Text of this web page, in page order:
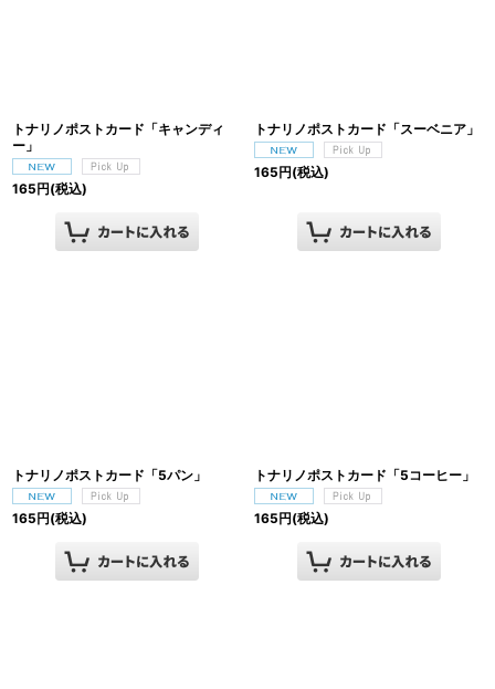
トナリノポストカード「キャンディ
ー」
165円(税込)
トナリノポストカード「スーベニア」
165円(税込)
トナリノポストカード「5パン」
165円(税込)
トナリノポストカード「5コーヒー」
165円(税込)